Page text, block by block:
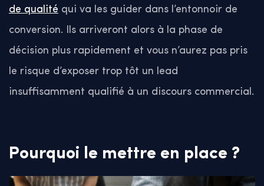
de qualité qui va les guider dans l’entonnoir de
conversion. Ils arriveront alors à la phase de
décision plus rapidement et vous n’aurez pas pris
le risque d’exposer trop tôt un lead
insuffisamment qualifié à un discours commercial.
Pourquoi le mettre en place ?